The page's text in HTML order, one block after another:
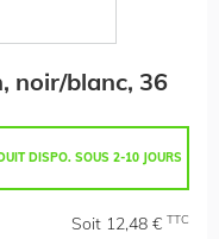
noir/blanc, 36
DISPO. SOUS 2-10 JOURS
Soit 12,48 € TTC